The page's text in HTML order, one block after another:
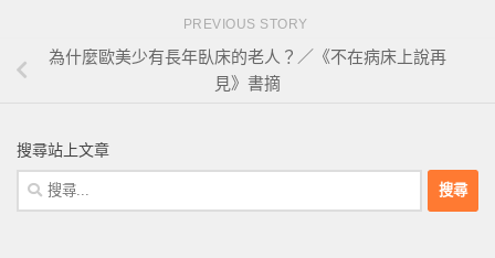
PREVIOUS STORY
為什麼歐美少有長年臥床的老人？／《不在病床上說再
見》書摘
搜尋站上文章
搜
尋